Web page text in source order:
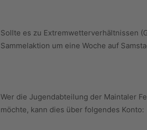
Sollte es zu Extremwetterverhältnissen
Sammelaktion um eine Woche auf
Wer die Jugendabteilung der Maintaler
möchte, kann dies über folgendes Konto: